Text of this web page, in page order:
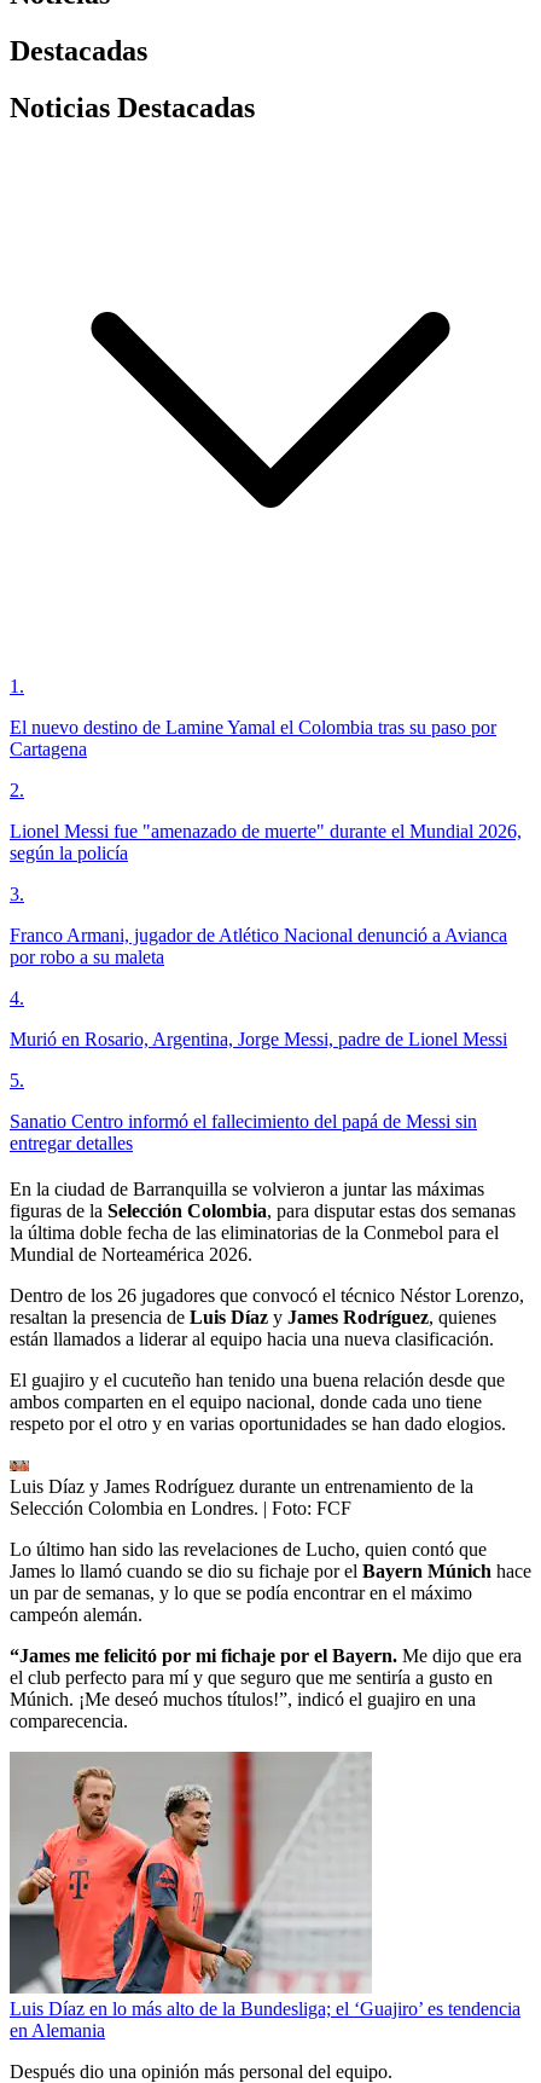
Destacadas
Noticias Destacadas
1 .
El nuevo destino de Lamine Yamal el Colombia tras su paso por
Cartagena
2.
Lionel Messi fue "amenazado de muerte" durante el Mundial 2026,
según la policía
3.
Franco Armani, jugador de Atlético Nacional denunció a Avianca
por robo a su maleta
4.
Murió en Rosario, Argentina, Jorge Messi, padre de Lionel Messi
5.
Sanatio Centro informó el fallecimiento del papá de Messi sin
entregar detalles
En la ciudad de Barranquilla se volvieron a juntar las máximas
figuras de la Selección Colombia, para disputar estas dos semanas
la última doble fecha de las eliminatorias de la Conmebol para el
Mundial de Norteamérica 2026.
Dentro de los 26 jugadores que convocó el técnico Néstor Lorenzo,
resaltan la presencia de Luis Díaz y James Rodríguez, quienes
están llamados a liderar al equipo hacia una nueva clasificación.
El guajiro y el cucuteño han tenido una buena relación desde que
ambos comparten en el equipo nacional, donde cada uno tiene
respeto por el otro y en varias oportunidades se han dado elogios.
Luis Díaz y James Rodríguez durante un entrenamiento de la
Selección Colombia en Londres. | Foto: FCF
Lo último han sido las revelaciones de Lucho, quien contó que
James lo llamó cuando se dio su fichaje por el Bayern Múnich hace
un par de semanas, y lo que se podía encontrar en el máximo
campeón alemán.
“James me felicitó por mi fichaje por el Bayern. Me dijo que era
el club perfecto para mí y que seguro que me sentiría a gusto en
Múnich. ¡Me deseó muchos títulos!”, indicó el guajiro en una
comparecencia.
Luis Díaz en lo más alto de la Bundesliga; el ‘Guajiro’ es tendencia
en Alemania
Después dio una opinión más personal del equipo.